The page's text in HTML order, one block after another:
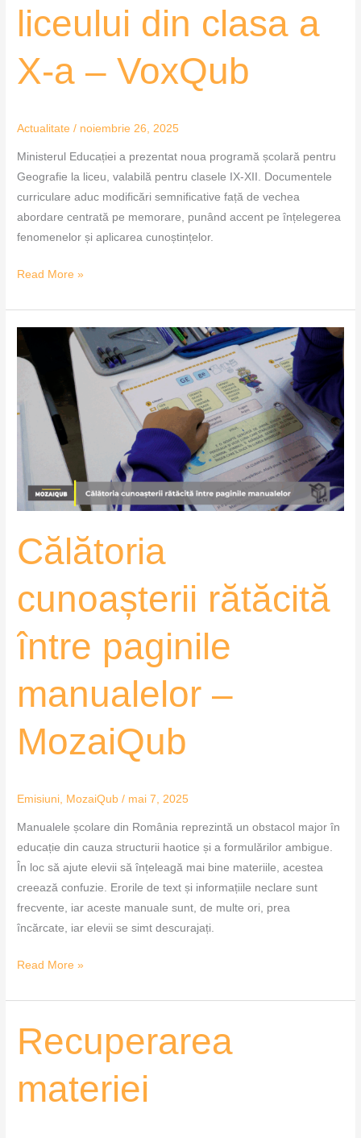
liceului din clasa a
X-a – VoxQub
Actualitate / noiembrie 26, 2025
Ministerul Educației a prezentat noua programă școlară pentru
Geografie la liceu, valabilă pentru clasele IX-XII. Documentele
curriculare aduc modificări semnificative față de vechea
abordare centrată pe memorare, punând accent pe înțelegerea
fenomenelor și aplicarea cunoștințelor.
Read More »
Călătoria
cunoașterii rătăcită
între paginile
manualelor –
MozaiQub
Emisiuni MozaiQub / mai 7, 2025
Manualele școlare din România reprezintă un obstacol major în
educație din cauza structurii haotice și a formulărilor ambigue.
În loc să ajute elevii să înțeleagă mai bine materiile, acestea
creează confuzie. Erorile de text și informațiile neclare sunt
frecvente, iar aceste manuale sunt, de multe ori, prea
încărcate, iar elevii se simt descurajați.
Călătoria
cunoașterii
rătăcită
paginile
manualelor
MozaiQub
Read More »
Recuperarea
materiei
Recuperarea
materiei